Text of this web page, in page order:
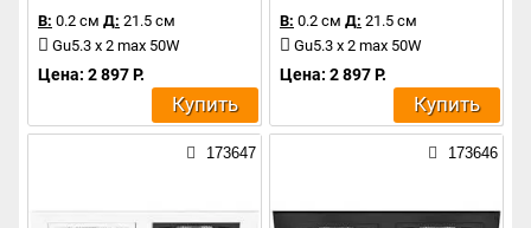
В: 0.2 см Д: 21.5 см
Gu5.3 x 2 max 50W
Цена: 2 897 Р.
Купить
В: 0.2 см Д: 21.5 см
Gu5.3 x 2 max 50W
Цена: 2 897 Р.
Купить
173647 173646